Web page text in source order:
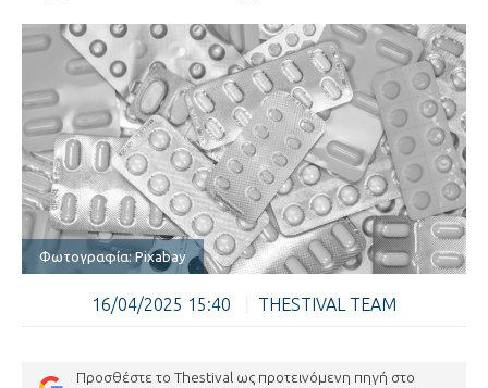
Φωτογραφία: Pixabay
16/04/2025 15:40 THESTIVAL TEAM
Προσθέστε το Thestival ως προτεινόμενη πηγή στο